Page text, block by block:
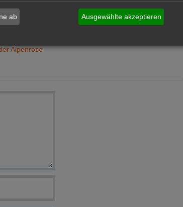
der Gärten
Alpenrose
ab Ausgewählte akzeptieren